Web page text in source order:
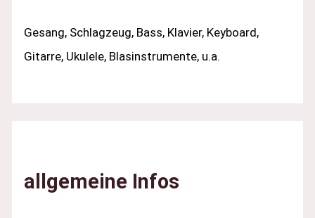
Gesang, Schlagzeug, Bass, Klavier, Keyboard,
Gitarre, Ukulele, Blasinstrumente, u.a.
allgemeine Infos